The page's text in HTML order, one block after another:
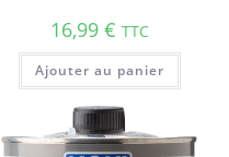
16,99 € TTC
Ajouter au panier